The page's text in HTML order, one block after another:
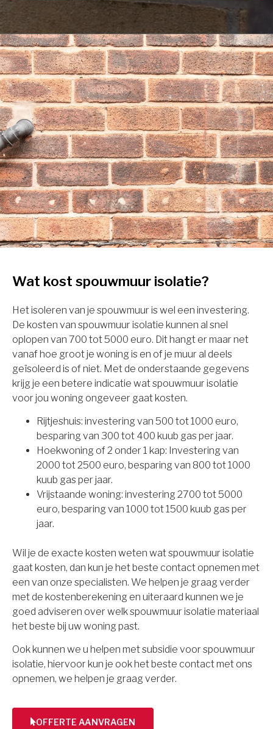
Wat kost spouwmuur isolatie?
Het isoleren van je spouwmuur is wel een investering.
De kosten van spouwmuur isolatie kunnen al snel
oplopen van 700 tot 5000 euro. Dit hangt er maar net
vanaf hoe groot je woning is en of je muur al deels
geïsoleerd is of niet. Met de onderstaande gegevens
krijg je een betere indicatie wat spouwmuur isolatie
voor jou woning ongeveer gaat kosten.
Rijtjeshuis: investering van 500 tot 1000 euro,
besparing van 300 tot 400 kuub gas per jaar.
Hoekwoning of 2 onder 1 kap: Investering van
2000 tot 2500 euro, besparing van 800 tot 1000
kuub gas per jaar.
Vrijstaande woning: investering 2700 tot 5000
euro, besparing van 1000 tot 1500 kuub gas per
jaar.
Wil je de exacte kosten weten wat spouwmuur isolatie
gaat kosten, dan kun je het beste contact opnemen met
een van onze specialisten. We helpen je graag verder
met de kostenberekening en uiteraard kunnen we je
goed adviseren over welk spouwmuur isolatie materiaal
het beste bij uw woning past.
Ook kunnen we u helpen met subsidie voor spouwmuur
isolatie, hiervoor kun je ook het beste contact met ons
opnemen, we helpen je graag verder.
OFFERTE AANVRAGEN